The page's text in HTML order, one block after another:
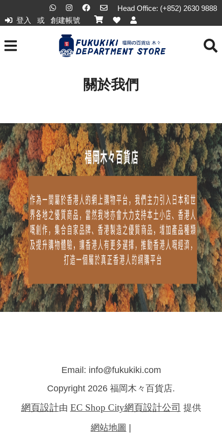
Head Office: (+852) 2630 9888
登入
或 創建帳號
關於我們
Email: info@fukukiki.com
Copyright 2026 福岡木々百貨店.
網頁設計由 EC Shop City網頁設計公司 提供
網站地圖 |